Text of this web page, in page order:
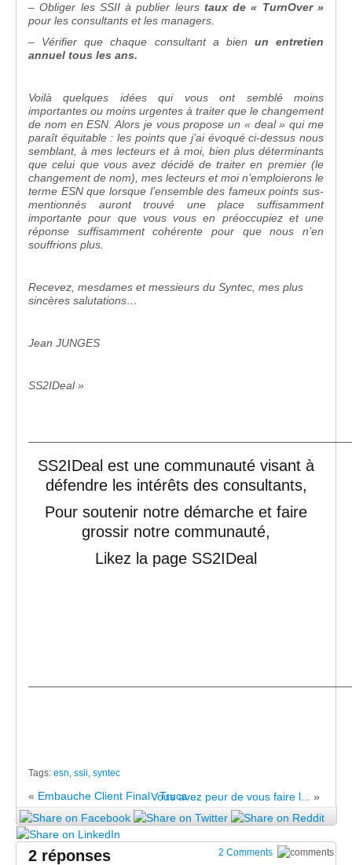
– Obliger les SSII à publier leurs taux de « TurnOver »
pour les consultants et les managers.
– Vérifier que chaque consultant a bien un entretien
annuel tous les ans.
Voilà quelques idées qui vous ont semblé moins
importantes ou moins urgentes à traiter que le changement
de nom en ESN. Alors je vous propose un « deal » qui me
paraît équitable : les points que j’ai évoqué ci-dessus nous
semblant, à mes lecteurs et à moi, bien plus déterminants
que celui que vous avez décidé de traiter en premier (le
changement de nom), mes lecteurs et moi n’emploierons le
terme ESN que lorsque l’ensemble des fameux points sus-
mentionnés auront trouvé une place suffisamment
importante pour que vous vous en préoccupiez et une
réponse suffisamment cohérente pour que nous n’en
souffrions plus.
Recevez, mesdames et messieurs du Syntec, mes plus
sincères salutations…
Jean JUNGES
SS2IDeal »
SS2IDeal est une communauté visant à
défendre les intérêts des consultants,
Pour soutenir notre démarche et faire
grossir notre communauté,
Likez la page SS2IDeal
Tags: esn, ssii, syntec
« Embauche Client Final : Trucs ...Vous avez peur de vous faire l... »
2 Comments
2 réponses